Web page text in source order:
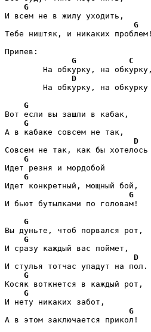
G
И всем не в жилу уходить,
G
Тебе ништяк, и никаких проблем!
Припев:
G
C
D
G
Вот если вы зашли в кабак,
G
А в кабаке совсем не так,
D
Совсем не так, как бы хотелось
G
Идет резня и мордобой
G
Идет конкретный, мощный бой,
G
И бьют бутылками по головам!
G
Вы дуньте, чтоб порвался рот,
G
И сразу каждый вас поймет,
D
И стулья тотчас упадут на пол.
G
Косяк воткнется в каждый рот,
G
И нету никаких забот,
G
А в этом заключается прикол!